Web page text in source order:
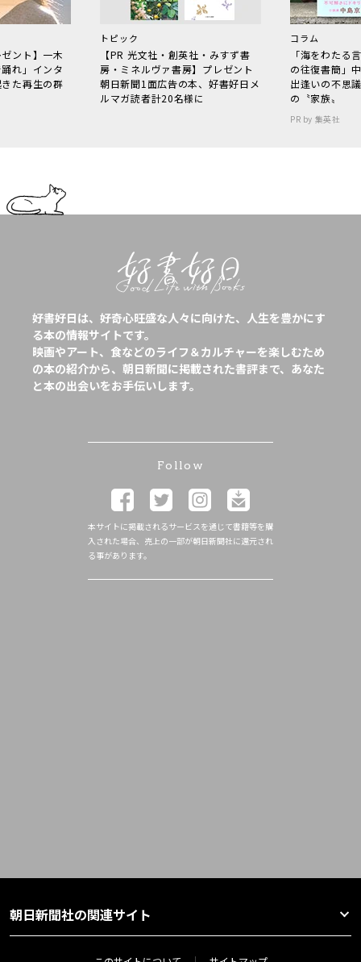
ント】一木
れ」インタ
た再生の群
トピック
【PR 光文社・創英社・みすず書
房・ミネルヴァ書房】プレゼント
朝日新聞1面広告の本、好書好日メ
ルマガ読者計20名様に
コラム
「海をわた
の往復書簡」
出逢いの不思
の〝家族〟
PR by 集英社
好書好日は、好奇心旺盛な人々に向けた、人生を豊かにす
る本の情報サイトです。
映画やアート、食などのライフ＆カルチャーを楽しむため
の本の紹介から、朝日新聞に掲載された書評まで、あなた
と本の出会いをお手伝いします。
Follow
本サイトに掲載されるサービスを通じて書籍等を購
入された場合、売上の一部が朝日新聞社に還元され
る事があります。
朝日新聞社の関連サイト